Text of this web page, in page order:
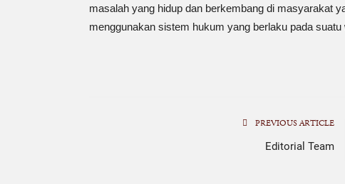
masalah yang hidup dan berkembang di masyarakat
menggunakan sistem hukum yang berlaku pada
PREVIOUS ARTICLE
Editorial Team